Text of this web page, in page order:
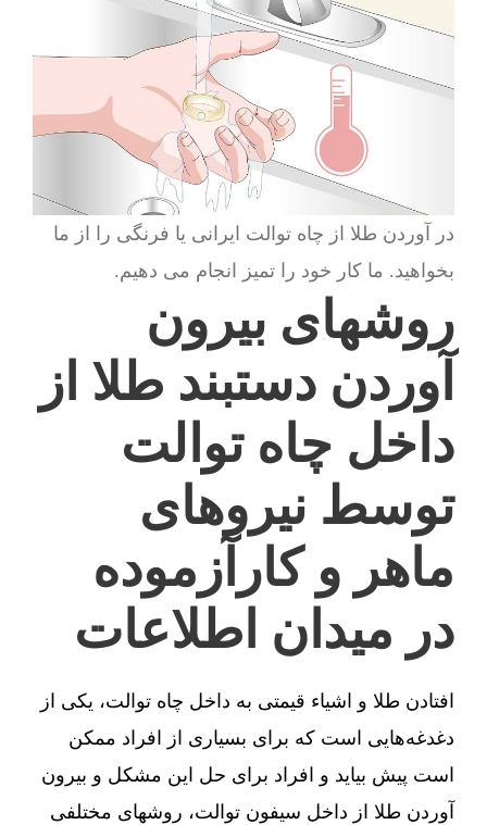
در آوردن طلا از چاه توالت ایرانی یا فرنگی را از ما
بخواهید. ما کار خود را تمیز انجام می دهیم.
روشهای بیرون
آوردن دستبند طلا از
داخل چاه توالت
توسط نیروهای
ماهر و کارآزموده
در میدان اطلاعات
افتادن طلا و اشیاء قیمتی به داخل چاه توالت، یکی از
دغدغه‌هایی است که برای بسیاری از افراد ممکن
است پیش بیاید و افراد برای حل این مشکل و بیرون
آوردن طلا از داخل سیفون توالت، روشهای مختلفی